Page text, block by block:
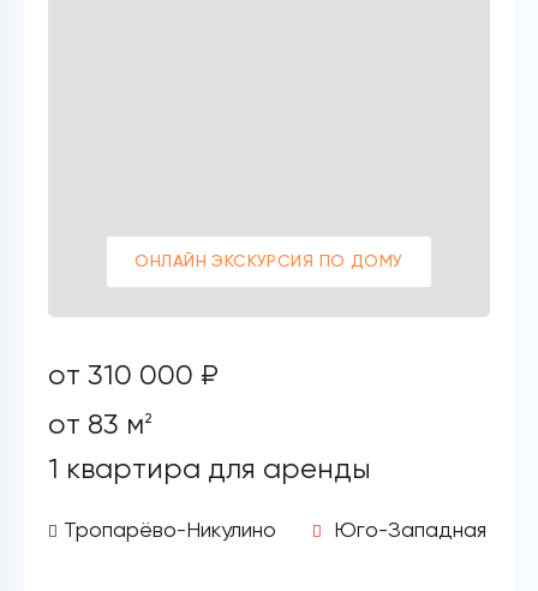
ОНЛАЙН ЭКСКУРСИЯ ПО ДОМУ
от 310 000 ₽
от 83 м2
1 квартира для аренды
Тропарёво-Никулино Юго-Западная